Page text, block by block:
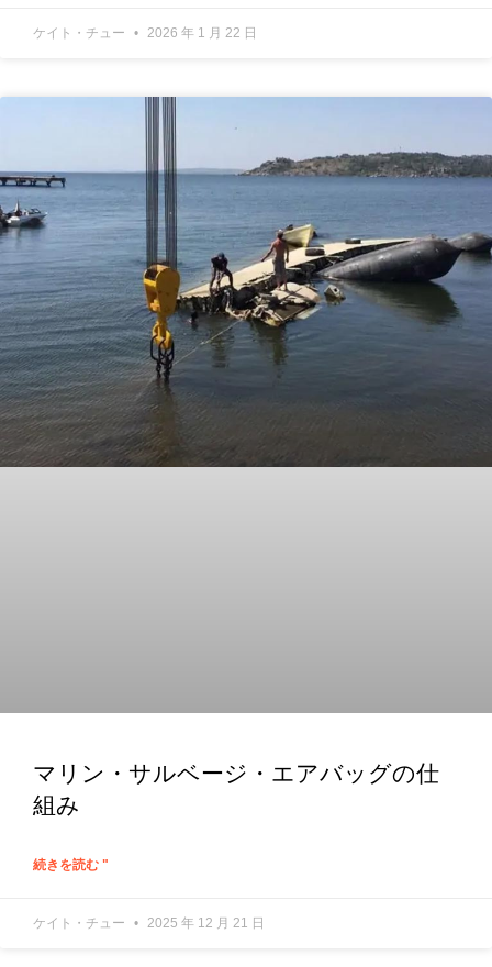
ケイト・チュー 2026 年 1 月 22 日
マリン・サルベージ・エアバッグの仕
組み
続きを読む "
ケイト・チュー 2025 年 12 月 21 日